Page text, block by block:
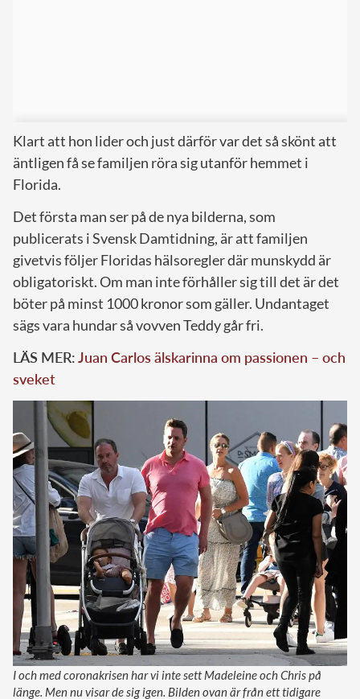
Klart att hon lider och just därför var det så skönt att
äntligen få se familjen röra sig utanför hemmet i
Florida.
Det första man ser på de nya bilderna, som
publicerats i Svensk Damtidning, är att familjen
givetvis följer Floridas hälsoregler där munskydd är
obligatoriskt. Om man inte förhåller sig till det är det
böter på minst 1000 kronor som gäller. Undantaget
sägs vara hundar så vovven Teddy går fri.
LÄS MER:Juan Carlos älskarinna om passionen – och
sveket
I och med coronakrisen har vi inte sett Madeleine och Chris på
länge. Men nu visar de sig igen. Bilden ovan är från ett tidigare